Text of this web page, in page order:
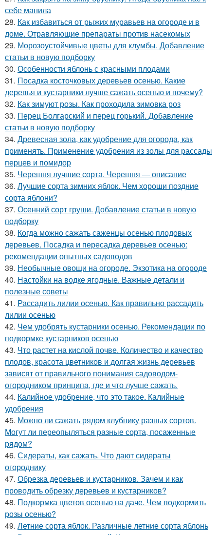
себе манила
28. Как избавиться от рыжих муравьев на огороде и в
доме. Отравляющие препараты против насекомых
29. Морозоустойчивые цветы для клумбы. Добавление
статьи в новую подборку
30. Особенности яблонь с красными плодами
31. Посадка косточковых деревьев осенью. Какие
деревья и кустарники лучше сажать осенью и почему?
32. Как зимуют розы. Как проходила зимовка роз
33. Перец Болгарский и перец горький. Добавление
статьи в новую подборку
34. Древесная зола, как удобрение для огорода, как
применять. Применение удобрения из золы для рассады
перцев и помидор
35. Черешня лучшие сорта. Черешня — описание
36. Лучшие сорта зимних яблок. Чем хороши поздние
сорта яблони?
37. Осенний сорт груши. Добавление статьи в новую
подборку
38. Когда можно сажать саженцы осенью плодовых
деревьев. Посадка и пересадка деревьев осенью:
рекомендации опытных садоводов
39. Необычные овощи на огороде. Экзотика на огороде
40. Настойки на водке ягодные. Важные детали и
полезные советы
41. Рассадить лилии осенью. Как правильно рассадить
лилии осенью
42. Чем удобрять кустарники осенью. Рекомендации по
подкормке кустарников осенью
43. Что растет на кислой почве. Количество и качество
плодов, красота цветников и долгая жизнь деревьев
зависят от правильного понимания садоводом-
огородником принципа, где и что лучше сажать.
44. Калийное удобрение, что это такое. Калийные
удобрения
45. Можно ли сажать рядом клубнику разных сортов.
Могут ли переопыляться разные сорта, посаженные
рядом?
46. Сидераты, как сажать. Что дают сидераты
огороднику
47. Обрезка деревьев и кустарников. Зачем и как
проводить обрезку деревьев и кустарников?
48. Подкормка цветов осенью на даче. Чем подкормить
розы осенью?
49. Летние сорта яблок. Различные летние сорта яблонь